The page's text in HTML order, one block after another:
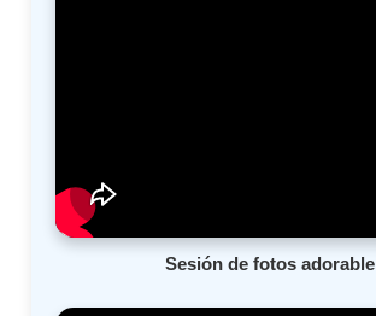
Sesión de fotos adorable